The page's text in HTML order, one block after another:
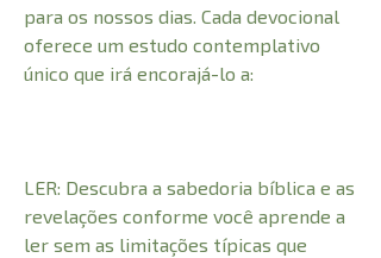
para os nossos dias. Cada devocional
oferece um estudo contemplativo
único que irá encorajá-lo a:
LER: Descubra a sabedoria bíblica e as
revelações conforme você aprende a
ler sem as limitações típicas que